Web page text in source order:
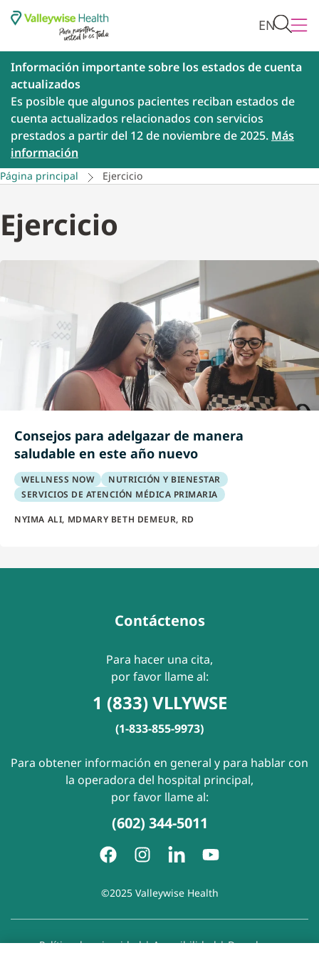
EN
Información importante sobre los estados de cuenta
actualizados
Es posible que algunos pacientes reciban estados de
cuenta actualizados relacionados con servicios
prestados a partir del 12 de noviembre de 2025. Más
información
Página principal Ejercicio
Ejercicio
Consejos para adelgazar de manera
saludable en este año nuevo
WELLNESS NOW
NUTRICIÓN Y BIENESTAR
SERVICIOS DE ATENCIÓN MÉDICA PRIMARIA
NYIMA ALI, MDMARY BETH DEMEUR, RD
Contáctenos
Para hacer una cita,
por favor llame al:
1 (833) VLLYWSE
(1-833-855-9973)
Para obtener información en general y para hablar con
la operadora del hospital principal,
por favor llame al:
(602) 344-5011
©2025 Valleywise Health
Política de privacidad|Accesibilidad|Derechos y